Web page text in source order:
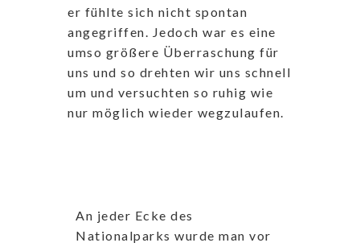
er fühlte sich nicht spontan
angegriffen. Jedoch war es eine
umso größere Überraschung für
uns und so drehten wir uns schnell
um und versuchten so ruhig wie
nur möglich wieder wegzulaufen.
An jeder Ecke des
Nationalparks wurde man vor